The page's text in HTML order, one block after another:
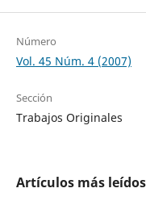
Número
Vol. 45 Núm. 4 (2007)
Sección
Trabajos Originales
Artículos más